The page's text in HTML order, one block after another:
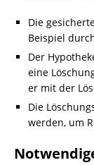
Die
Beispiel
Der
eine
er mit der
Die
werden, um